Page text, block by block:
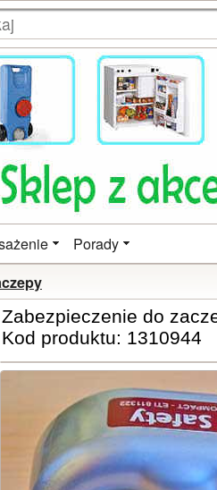
Porady
Zabezpieczenie do
Kod produktu: 1310944